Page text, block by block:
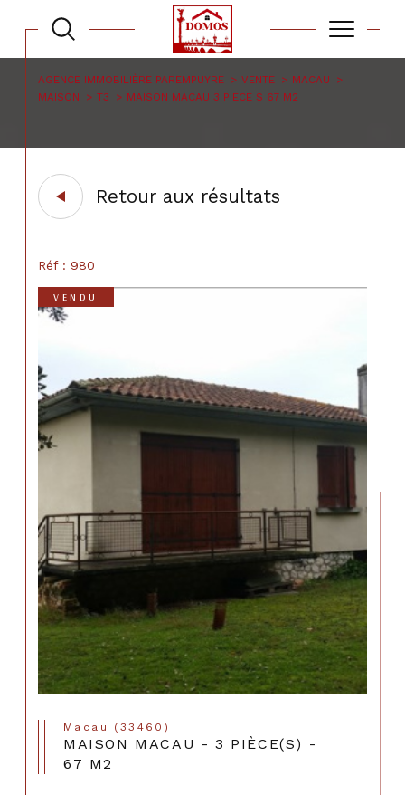
AGENCE IMMOBILIÈRE PAREMPUYRE VENTE
MACAU
MAISON
T3 MAISON MACAU 3 PIECE S 67 M2
Retour aux résultats
Réf : 980
VENDU
Macau (33460)
MAISON MACAU - 3 PIÈCE(S) -
67 M2